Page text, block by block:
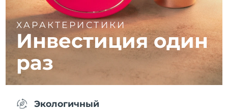
ХАРАКТЕРИСТИКИ
Инвестиция один
раз
Экологичный